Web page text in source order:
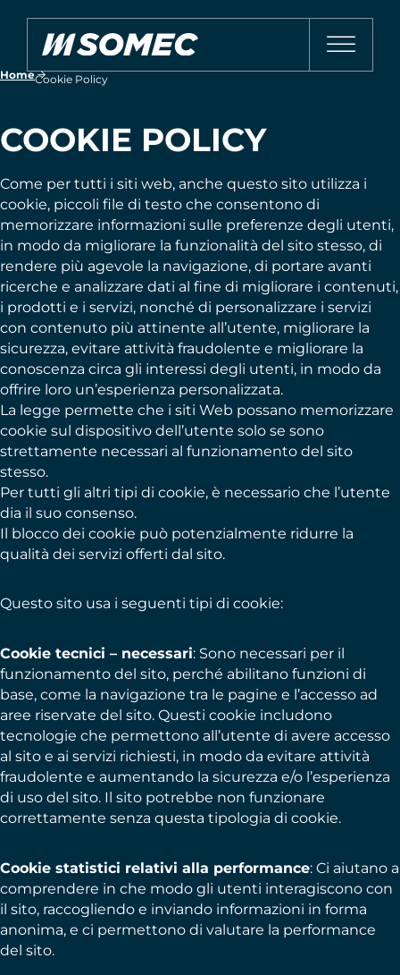
HomeCookie Policy
COOKIE POLICY
Come per tutti i siti web, anche questo sito utilizza i
cookie, piccoli file di testo che consentono di
memorizzare informazioni sulle preferenze degli utenti,
in modo da migliorare la funzionalità del sito stesso, di
rendere più agevole la navigazione, di portare avanti
ricerche e analizzare dati al fine di migliorare i contenuti,
i prodotti e i servizi, nonché di personalizzare i servizi
con contenuto più attinente all’utente, migliorare la
sicurezza, evitare attività fraudolente e migliorare la
conoscenza circa gli interessi degli utenti, in modo da
offrire loro un’esperienza personalizzata.
La legge permette che i siti Web possano memorizzare
cookie sul dispositivo dell’utente solo se sono
strettamente necessari al funzionamento del sito
stesso.
Per tutti gli altri tipi di cookie, è necessario che l’utente
dia il suo consenso.
Il blocco dei cookie può potenzialmente ridurre la
qualità dei servizi offerti dal sito.
Questo sito usa i seguenti tipi di cookie:
Cookie tecnici – necessari: Sono necessari per il
funzionamento del sito, perché abilitano funzioni di
base, come la navigazione tra le pagine e l’accesso ad
aree riservate del sito. Questi cookie includono
tecnologie che permettono all’utente di avere accesso
al sito e ai servizi richiesti, in modo da evitare attività
fraudolente e aumentando la sicurezza e/o l’esperienza
di uso del sito. Il sito potrebbe non funzionare
correttamente senza questa tipologia di cookie.
Cookie statistici relativi alla performance: Ci aiutano a
comprendere in che modo gli utenti interagiscono con
il sito, raccogliendo e inviando informazioni in forma
anonima, e ci permettono di valutare la performance
del sito.